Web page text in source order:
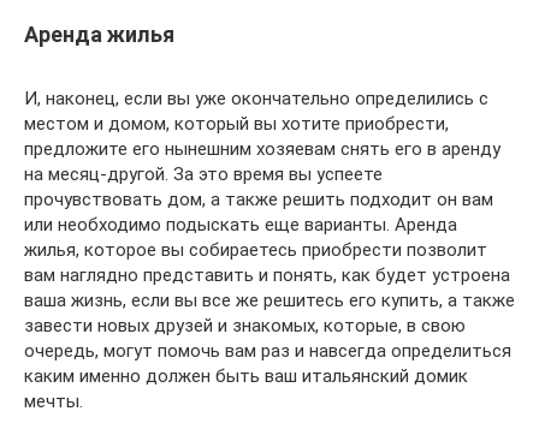
Аренда жилья
И, наконец, если вы уже окончательно определились с
местом и домом, который вы хотите приобрести,
предложите его нынешним хозяевам снять его в аренду
на месяц-другой. За это время вы успеете
прочувствовать дом, а также решить подходит он вам
или необходимо подыскать еще варианты. Аренда
жилья, которое вы собираетесь приобрести позволит
вам наглядно представить и понять, как будет устроена
ваша жизнь, если вы все же решитесь его купить, а также
завести новых друзей и знакомых, которые, в свою
очередь, могут помочь вам раз и навсегда определиться
каким именно должен быть ваш итальянский домик
мечты.